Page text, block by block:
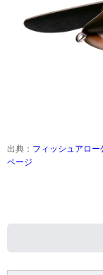
出典： フィッシュアロ
ページ